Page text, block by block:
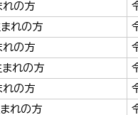
の方
れの方
の方
れの方
の方
れの方